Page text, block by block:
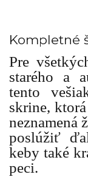
Kompletné
Pre
starého a
tento
skrine,
neznamená
poslúžiť
keby také
peci.